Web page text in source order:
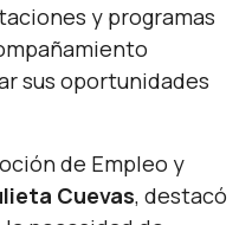
y programas
sus oportunidades
de Empleo y
Cuevas, destacó